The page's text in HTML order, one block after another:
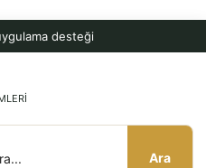
desteği
Ara